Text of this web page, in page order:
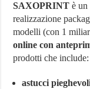
SAXOPRINT è un
realizzazione
modelli (con 1
online con
prodotti che include:
astucci